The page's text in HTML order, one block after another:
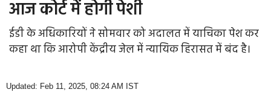
Political Gossips
Farm & Food
Health & Lifestyle
आज कोर्ट में होगी पेशी
ईडी के अधिकारियों ने सोमवार को अदालत में याचिका पेश कर
कहा था कि आरोपी केंद्रीय जेल में न्यायिक हिरासत में बंद है।
Updated: Feb 11, 2025, 08:24 AM IST